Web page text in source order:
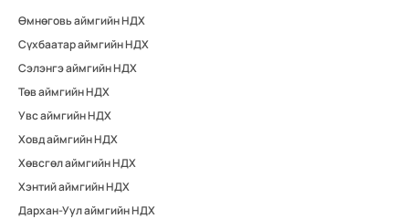
Өмнөговь аймгийн НДХ
Сүхбаатар аймгийн НДХ
Сэлэнгэ аймгийн НДХ
Төв аймгийн НДХ
Увс аймгийн НДХ
Ховд аймгийн НДХ
Хөвсгөл аймгийн НДХ
Хэнтий аймгийн НДХ
Дархан-Уул аймгийн НДХ